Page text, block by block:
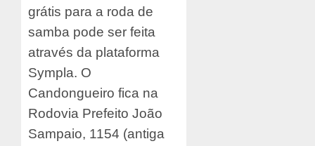
grátis para a roda de
samba pode ser feita
através da plataforma
Sympla. O
Candongueiro fica na
Rodovia Prefeito João
Sampaio, 1154 (antiga